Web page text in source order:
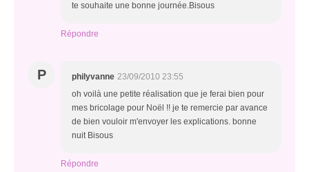
te souhaite une bonne journée.Bisous
Répondre
P philyvanne 23/09/2010 23:55
oh voilà une petite réalisation que je ferai bien pour
mes bricolage pour Noël !! je te remercie par avance
de bien vouloir m'envoyer les explications. bonne
nuit Bisous
Répondre